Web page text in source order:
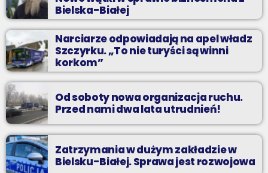
Bielska-Białej
Narciarze odpowiadają na apel władz
Szczyrku. „To nie turyści są winni
korkom”
Od soboty nowa organizacja ruchu.
Przed nami dwa lata utrudnień!
Zatrzymania w dużym zakładzie w
Bielsku-Białej. Sprawa jest rozwojowa